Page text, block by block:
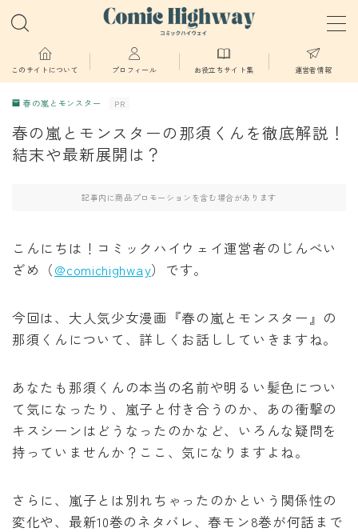
MENU
少年・青年向け
少女・女性向け
TL・BL漫画
異世界物語
葬送のフリーレン
みいちゃんと山田さん
作戦名は純情
よくある令嬢転生だと思ったのに
このサイトについて プロフィール お役立ちサイト集 運営者情報
春の嵐とモンスター PR
春の嵐とモンスターの那須くんを徹底解説！
結末や最新展開は？
記事内に商品プロモーションを含む場合があります
こんにちは！コミックハイウェイ運営者のじんべい
ざめ（@comichighway）です。
今回は、大人気少女漫画『春の嵐とモンスター』の
那須くんについて、詳しくお話ししていきますね。
あなたも那須くんの本当の名前や明るい髪色につい
て気になったり、嵐子と付き合うのか、あの衝撃の
キスシーンはどうなったのかなど、いろんな疑問を
持っていませんか？ここ、気になりますよね。
さらに、嵐子とは別れちゃったのかという関係性の
変化や、最新10巻のネタバレ、春モン8巻が何話まで